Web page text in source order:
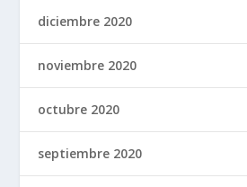
diciembre 2020
noviembre 2020
octubre 2020
septiembre 2020